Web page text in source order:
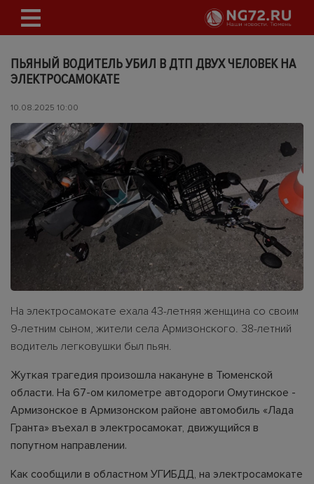
ПЬЯНЫЙ ВОДИТЕЛЬ УБИЛ В ДТП ДВУХ ЧЕЛОВЕК НА
ЭЛЕКТРОСАМОКАТЕ
10.08.2025 10:00
На электросамокате ехала 43-летняя женщина со своим
9-летним сыном, жители села Армизонского. 38-летний
водитель легковушки был пьян.
Жуткая трагедия произошла накануне в Тюменской
области. На 67-ом километре автодороги Омутинское -
Армизонское в Армизонском районе автомобиль «Лада
Гранта» въехал в электросамокат, движущийся в
попутном направлении.
Как сообщили в областном УГИБДД, на электросамокате